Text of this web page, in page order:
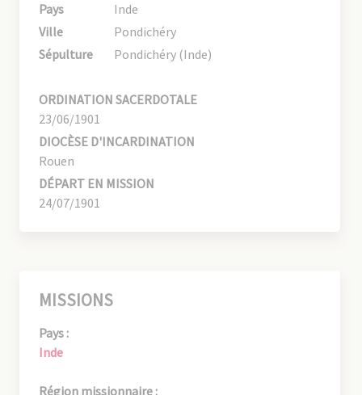
Pays
Inde
Ville
Pondichéry
Sépulture
Pondichéry (Inde)
ORDINATION SACERDOTALE
23/06/1901
DIOCÈSE D'INCARDINATION
Rouen
DÉPART EN MISSION
24/07/1901
MISSIONS
Pays :
Inde
Région missionnaire :